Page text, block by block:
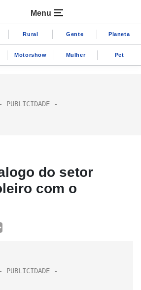
Menu
Rural Gente Planeta
Motorshow Mulher Pet
do setor
com o